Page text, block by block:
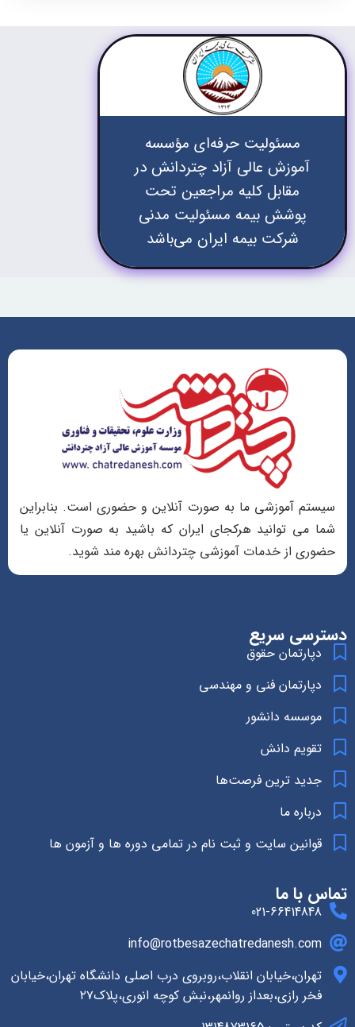
مسئولیت حرفه‌ای مؤسسه
آموزش عالی آزاد چتردانش در
مقابل کلیه مراجعین تحت
پوشش بیمه مسئولیت مدنی
شرکت بیمه ایران می‌باشد
سیستم آموزشی ما به صورت آنلاین و حضوری است. بنابراین
شما می توانید هرکجای ایران که باشید به صورت آنلاین یا
حضوری از خدمات آموزشی چتردانش بهره مند شوید.
دسترسی سریع
دپارتمان حقوق
دپارتمان فنی و مهندسی
موسسه دانشور
تقویم دانش
جدید ترین فرصت‌ها
درباره ما
قوانین سایت و ثبت نام در تمامی دوره ها و آزمون ها
تماس با ما
021-66414848
info@rotbesazechatredanesh.com
تهران،خیابان انقلاب،روبروی درب اصلی دانشگاه تهران،خیابان
فخر رازی،بعداز روانمهر،نبش کوچه انوری،پلاک۲۷